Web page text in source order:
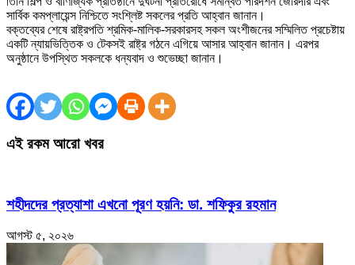
সার্বিক কমপ্লায়েন্স নিশ্চিতে সংশ্লিষ্ট সকলের প্রতি আহ্বান জানান।
বক্তব্যের শেষে রাষ্ট্রপতি শ্রমিক-মালিক-সরকারসহ সকল অংশীজনের সম্মিলিত প্রচেষ্টায়
একটি ন্যায়ভিত্তিক ও টেকসই রাষ্ট্র গঠনে এগিয়ে আসার আহ্বান জানান। এরপর
অনুষ্ঠানে উপস্থিত সকলকে ধন্যবাদ ও শুভেচ্ছা জানান।
এই রকম আরো খবর
শহীদদের প্রত্যাশা এখনো পূরণ হয়নি: ডা. শফিকুর রহমান
আগস্ট ৫, ২০২৬